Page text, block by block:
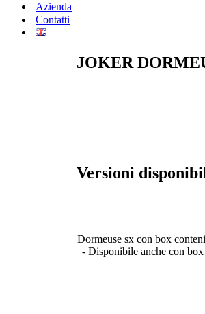
Azienda
Contatti
JOKER
Versioni
Dormeuse sx con box
- Disponibile anche con